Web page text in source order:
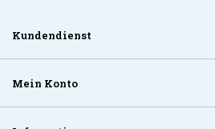
Kundendienst
Mein Konto